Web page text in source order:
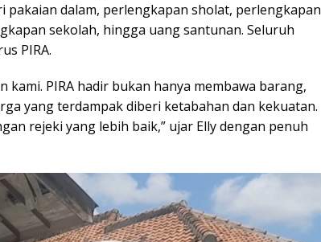
dalam, perlengkapan sholat, perlengkapan
sekolah, hingga uang santunan. Seluruh
PIRA.
kami. PIRA hadir bukan hanya membawa barang,
yang terdampak diberi ketabahan dan kekuatan.
rejeki yang lebih baik,” ujar Elly dengan penuh